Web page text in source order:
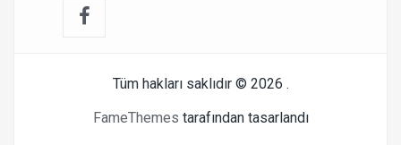
Tüm hakları saklıdır © 2026 .
FameThemes tarafından tasarlandı